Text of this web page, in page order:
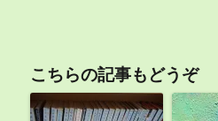
こちらの記事もどうぞ